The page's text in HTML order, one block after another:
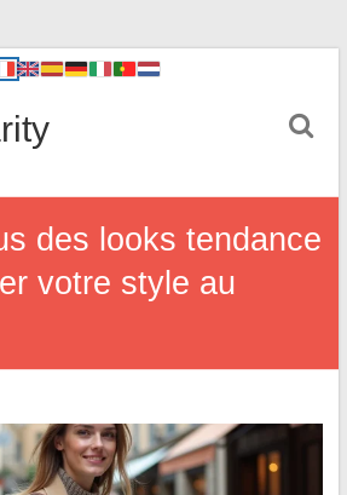
des looks tendance
votre style au